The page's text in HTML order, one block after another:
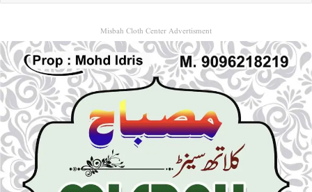
Misbah Cloth Center Advertisment